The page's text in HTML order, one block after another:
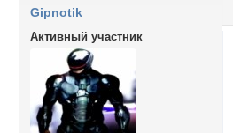
Gipnotik
Активный участник